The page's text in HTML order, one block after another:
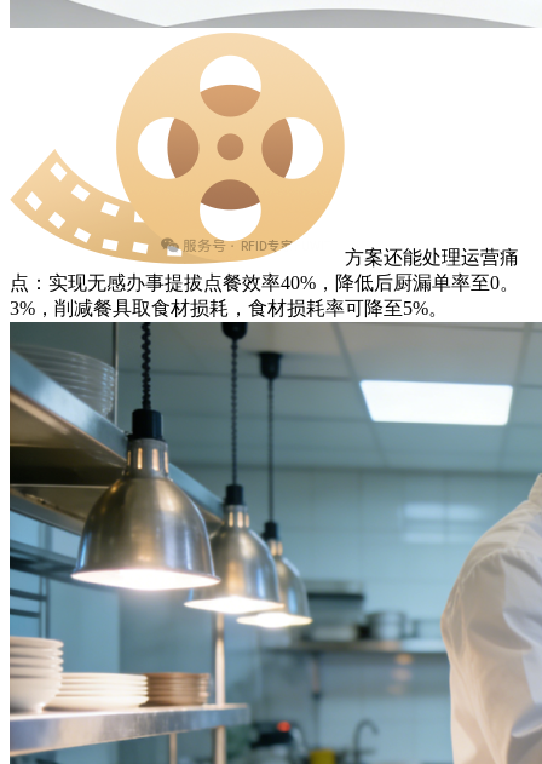
方案还能处理运营痛
点：实现无感办事提拔点餐效率40%，降低后厨漏单率至0。
3%，削减餐具取食材损耗，食材损耗率可降至5%。